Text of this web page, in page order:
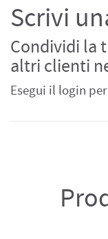
Scrivi
Condividi la
altri clienti
Esegui il login